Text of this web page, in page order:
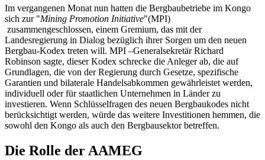
Im vergangenen Monat nun hatten die Bergbaubetriebe im Kongo
sich zur "Mining Promotion Initiative"(MPI)
zusammengeschlossen, einem Gremium, das mit der
Landesregierung in Dialog bezüglich ihrer Sorgen um den neuen
Bergbau-Kodex treten will. MPI –Generalsekretär Richard
Robinson sagte, dieser Kodex schrecke die Anleger ab, die auf
Grundlagen, die von der Regierung durch Gesetze, spezifische
Garantien und bilaterale Handelsabkommen gewährleistet werden,
individuell oder für staatlichen Unternehmen in Länder zu
investieren. Wenn Schlüsselfragen des neuen Bergbaukodes nicht
berücksichtigt werden, würde das weitere Investitionen hemmen, die
sowohl den Kongo als auch den Bergbausektor betreffen.
Die Rolle der AAMEG